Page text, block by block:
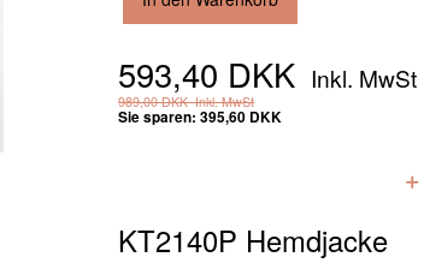
593,40 DKK Inkl. MwSt
989,00 DKKInkl. MwSt
Sie sparen:395,60 DKK
KT2140P Hemdjacke